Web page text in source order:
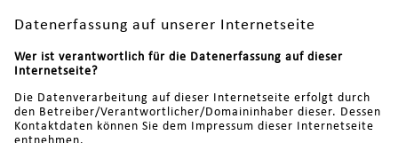
Datenerfassung auf unserer Internetseite
Wer ist verantwortlich für die Datenerfassung auf dieser
Internetseite?
Die Datenverarbeitung auf dieser Internetseite erfolgt durch
den Betreiber/Verantwortlicher/Domaininhaber dieser. Dessen
Kontaktdaten können Sie dem Impressum dieser Internetseite